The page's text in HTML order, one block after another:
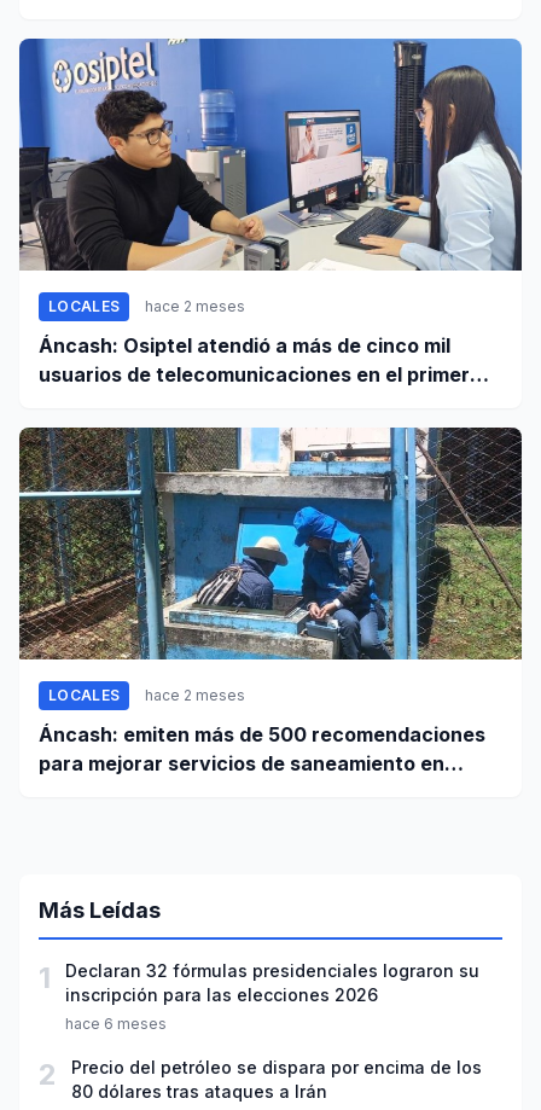
LOCALES hace 2 meses
Áncash: Osiptel atendió a más de cinco mil
usuarios de telecomunicaciones en el primer
LOCALES hace 2 meses
Áncash: emiten más de 500 recomendaciones
para mejorar servicios de saneamiento en
Más Leídas
1
Declaran 32 fórmulas presidenciales lograron su
inscripción para las elecciones 2026
hace 6 meses
2
Precio del petróleo se dispara por encima de los
80 dólares tras ataques a Irán